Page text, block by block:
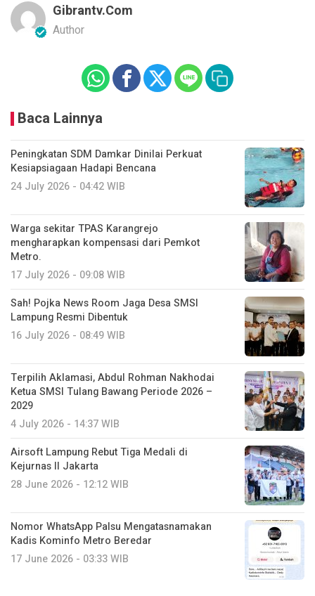
Gibrantv.com
Author
Baca Lainnya
Peningkatan SDM Damkar Dinilai Perkuat
Kesiapsiagaan Hadapi Bencana
24 July 2026 - 04:42 WIB
Warga sekitar TPAS Karangrejo
mengharapkan kompensasi dari Pemkot
Metro.
17 July 2026 - 09:08 WIB
Sah! Pojka News Room Jaga Desa SMSI
Lampung Resmi Dibentuk
16 July 2026 - 08:49 WIB
Terpilih Aklamasi, Abdul Rohman Nakhodai
Ketua SMSI Tulang Bawang Periode 2026 –
2029
4 July 2026 - 14:37 WIB
Airsoft Lampung Rebut Tiga Medali di
Kejurnas II Jakarta
28 June 2026 - 12:12 WIB
Nomor WhatsApp Palsu Mengatasnamakan
Kadis Kominfo Metro Beredar
17 June 2026 - 03:33 WIB